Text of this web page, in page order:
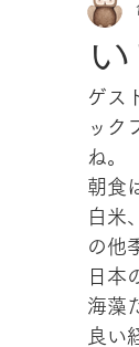
鶏のこと
ゲス
ック
ね。
朝食
白米
の他
日本
海藻
良い